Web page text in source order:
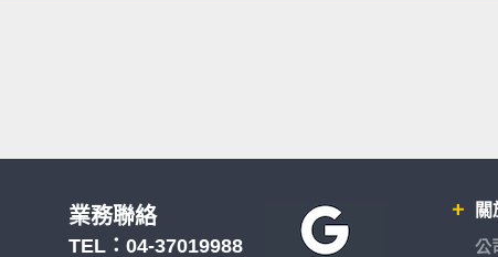
關
公
業務聯絡
TEL： 04-37019988